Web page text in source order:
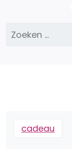
Zoeken
naar:
cadeau